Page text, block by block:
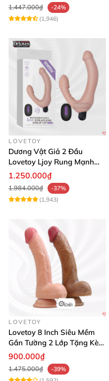
1.447.000₫
-24%
(1,946)
LOVETOY
Dương Vật Giả 2 Đầu
Lovetoy Ljoy Rung Mạnh
ĐKTX Hút Sâu
1.250.000₫
1.984.000₫
-37%
(1,943)
LOVETOY
Lovetoy 8 Inch Siêu Mềm
Gắn Tường 2 Lớp Tặng Kèm
Dầu Massage
900.000₫
1.475.000₫
-39%